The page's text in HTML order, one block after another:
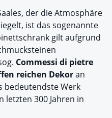
der die Atmosphäre
ist das sogenannte
gilt aufgrund
Commessi di pietre
reichen Dekoran
bedeutendste Werk
letzten 300 Jahren in